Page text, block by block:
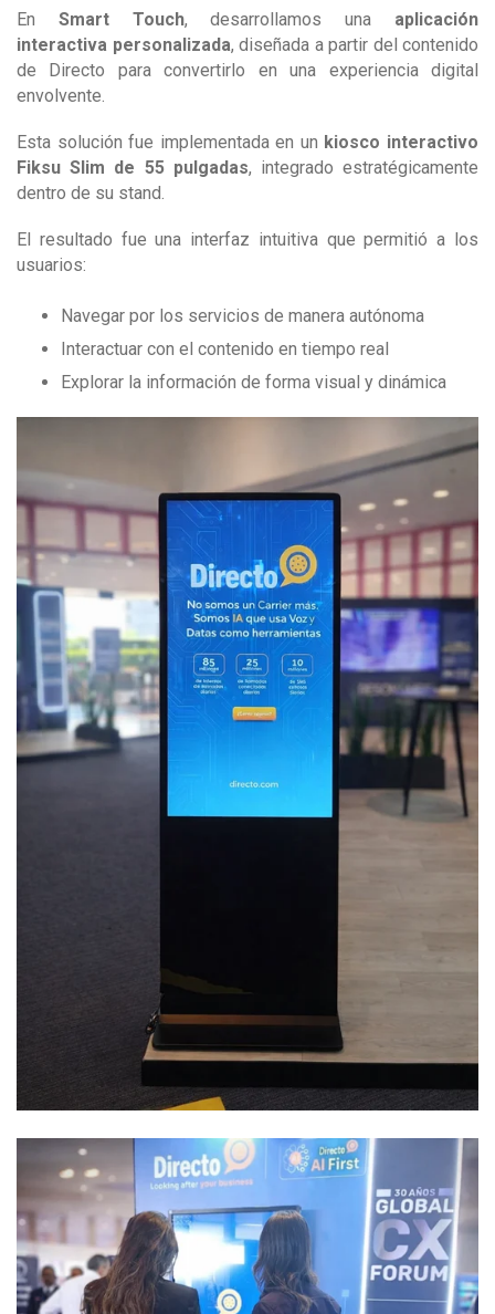
En Smart Touch, desarrollamos una aplicación
interactiva personalizada, diseñada a partir del contenido
de Directo para convertirlo en una experiencia digital
envolvente.
Esta solución fue implementada en un kiosco interactivo
Fiksu Slim de 55 pulgadas, integrado estratégicamente
dentro de su stand.
El resultado fue una interfaz intuitiva que permitió a los
usuarios:
Navegar por los servicios de manera autónoma
Interactuar con el contenido en tiempo real
Explorar la información de forma visual y dinámica